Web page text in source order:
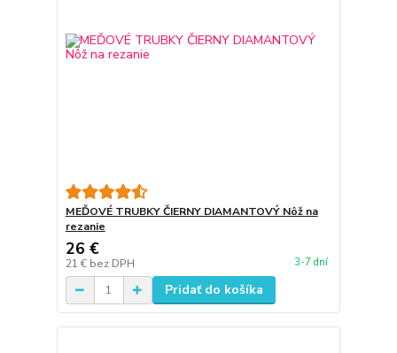
MEĎOVÉ TRUBKY ČIERNY DIAMANTOVÝ Nôž na
rezanie
26 €
21 € bez DPH 3-7 dní
Pridať do košíka